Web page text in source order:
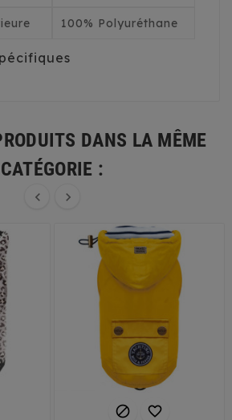
100% Polyuréthane
DANS LA MÊME
CATÉGORIE :
 
 